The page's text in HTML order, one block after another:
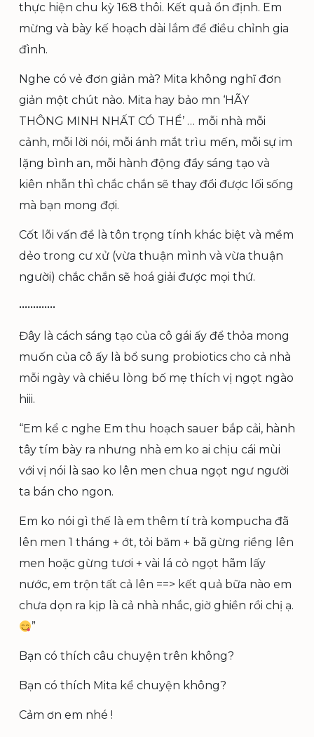
thực hiện chu kỳ 16:8 thôi. Kết quả ổn định. Em
mừng và bày kế hoạch dài lắm để điều chỉnh gia
đình.
Nghe có vẻ đơn giản mà? Mita không nghĩ đơn
giản một chút nào. Mita hay bảo mn ‘HÃY
THÔNG MINH NHẤT CÓ THỂ’ … mỗi nhà mỗi
cảnh, mỗi lời nói, mỗi ánh mắt trìu mến, mỗi sự im
lặng bình an, mỗi hành động đầy sáng tạo và
kiên nhẫn thì chắc chắn sẽ thay đổi được lối sống
mà bạn mong đợi.
Cốt lõi vấn đề là tôn trọng tính khác biệt và mềm
dẻo trong cư xử (vừa thuận mình và vừa thuận
người) chắc chắn sẽ hoá giải được mọi thứ.
•••••••••••••
Đây là cách sáng tạo của cô gái ấy để thỏa mong
muốn của cô ấy là bổ sung probiotics cho cả nhà
mỗi ngày và chiều lòng bố mẹ thích vị ngọt ngào
hiii.
“Em kể c nghe Em thu hoạch sauer bắp cải, hành
tây tím bày ra nhưng nhà em ko ai chịu cái mùi
với vị nói là sao ko lên men chua ngọt ngư người
ta bán cho ngon.
Em ko nói gì thế là em thêm tí trà kompucha đã
lên men 1 tháng + ớt, tỏi băm + bã gừng riềng lên
men hoặc gừng tươi + vài lá cỏ ngọt hãm lấy
nước, em trộn tất cả lên ==> kết quả bữa nào em
chưa dọn ra kịp là cả nhà nhắc, giờ ghiền rồi chị ạ.
”
Bạn có thích câu chuyện trên không?
Bạn có thích Mita kể chuyện không?
Cảm ơn em nhé !